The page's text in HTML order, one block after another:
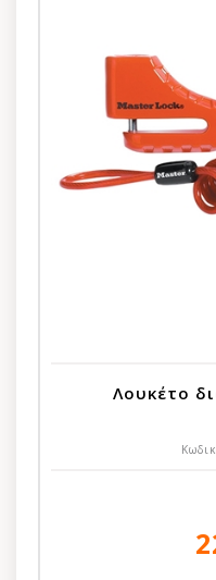
Λουκέτο